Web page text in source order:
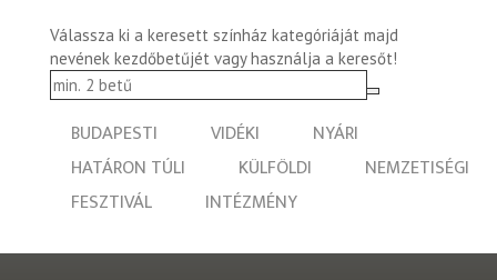
Válassza ki a keresett színház kategóriáját majd
nevének kezdőbetűjét vagy használja a keresőt!
BUDAPESTI VIDÉKI
NYÁRI
HATÁRON TÚLI
KÜLFÖLDI
NEMZETISÉGI
FESZTIVÁL
INTÉZMÉNY